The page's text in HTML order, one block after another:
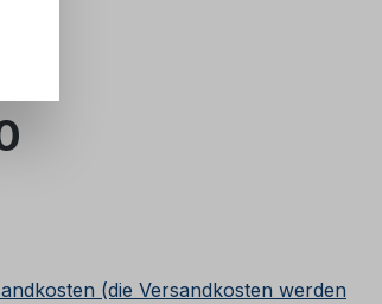
(die Versandkosten werden